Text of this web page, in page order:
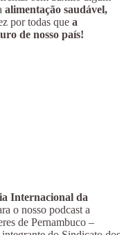
alimentação saudável,
por todas que a
de nosso país!
Internacional da
o nosso podcast a
de Pernambuco –